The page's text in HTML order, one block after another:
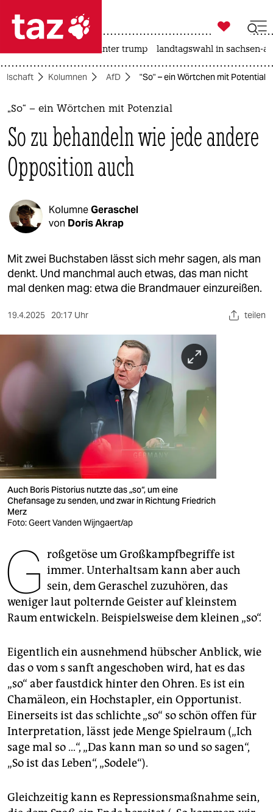
 taz zahl ich
taz zahl ich
themen
politik
öko
kultur
berlin
verlag
veranstaltungen
shop
unterstützen
abo
genossenschaft
epaper login

taz zahl ich
usa unter trump landtagswahl in sachsen-
Kolumnen AfD "So" – ein Wörtchen mit Potential
„So“ – ein Wörtchen mit Potenzial
So zu behandeln wie jede andere
Opposition auch
KolumneGeraschel
von Doris Akrap
Mit zwei Buchstaben lässt sich mehr sagen, als man
denkt. Und manchmal auch etwas, das man nicht
mal denken mag: etwa die Brandmauer einzureißen.
19.4.2025 20:17 Uhr teilen
Auch Boris Pistorius nutzte das „so“, um eine
Chefansage zu senden, und zwar in Richtung Friedrich
Merz
Foto: Geert Vanden Wijngaert/ap
G roßgetöse um Großkampfbegriffe ist
immer. Unterhaltsam kann aber auch
sein, dem Geraschel zuzuhören, das
weniger laut polternde Geister auf kleinstem
Raum entwickeln. Beispielsweise dem kleinen „so“.
Eigentlich ein ausnehmend hübscher Anblick, wie
das o vom s sanft angeschoben wird, hat es das
„so“ aber faustdick hinter den Ohren. Es ist ein
Chamäleon, ein Hochstapler, ein Opportunist.
Einerseits ist das schlichte „so“ so schön offen für
Interpretation, lässt jede Menge Spielraum („Ich
sage mal so …“, „Das kann man so und so sagen“,
„So ist das Leben“, „Sodele“).
Gleichzeitig kann es Repressionsmaßnahme sein,